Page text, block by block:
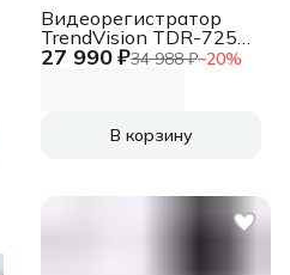
27 990 ₽34 988 ₽−20%
Видеорегистратор
TrendVision TDR-725
Real 4K Max черный
В корзину